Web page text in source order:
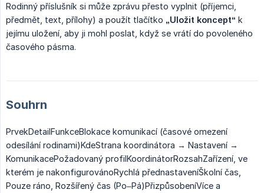
Rodinný příslušník si může zprávu přesto vyplnit (příjemci,
předmět, text, přílohy) a použít tlačítko „Uložit koncept“ k
jejímu uložení, aby ji mohl poslat, když se vrátí do povoleného
časového pásma.
Souhrn
PrvekDetailFunkceBlokace komunikací (časové omezení
odesílání rodinami)KdeStrana koordinátora → Nastavení →
KomunikacePožadovaný profilKoordinátorRozsahZařízení, ve
kterém je nakonfigurovánoRychlá přednastaveníŠkolní čas,
Pouze ráno, Rozšířený čas (Po–Pá)PřizpůsobeníVíce a